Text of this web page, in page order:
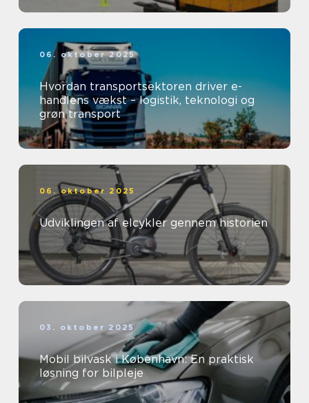
06. oktober 2025
Hvordan transportsektoren driver e-
handlens vækst – logistik, teknologi og
grøn transport
06. oktober 2025
Udviklingen af elcykler gennem historien
03. oktober 2025
Mobil bilvask i København: En praktisk
løsning for bilpleje